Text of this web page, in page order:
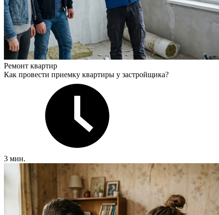
Ремонт квартир
Как провести приемку квартиры у застройщика?
3 мин.